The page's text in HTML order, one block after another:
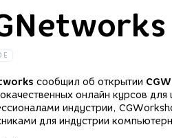
сообщил об открытии
онлайн курсов
индустрии,
для индустрии